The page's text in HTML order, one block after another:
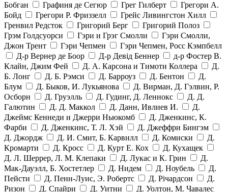
Бобган
Графиня де Сегюр Грег Гилберт
Грегори А.
Бойд
Грегори Р. Фриззелл
Грейс Ливингстон Хилл
Гренвил Редсток
Григорий Берг
Григорий Полоз
Грэм Голдсуорси
Гэри и Грэг Смолли
Гэри Смолли,
Джон Трент
Гэри Чепмен
Гэри Чепмен, Росс Кэмпбелл
Д-р Вернер де Боор
Д-р Девід Беннер
д-р Фостер В.
Клайн, Джим Фей
Д. А. Карсона и Тимоти Коллера
Д.
Б. Лонг
Д. Б. Рэмси Д. Барроуз Д. Бентон
Д.
Блум
Д. Быков, И. Лукьянова
Д. Вирман, Д. Гэлвин, Р.
Осборн
Д. Груэлль Д. Гудинг, Д. Леннокс
Д. Д.
Галютин
Д. Д. Маккол Д. Данн, Ивлиев И.
Д.
Джеймс Кеннеди и Джерри Ньюкомб
Д. Дженкинс, К.
Фарби
Д. Дженкинс, Т. Л. Хэй
Д. Джеффри Бингэм
Д. Джордж
Д. И. Смит, Б. Карвилл Д. Комиски
Д.
Кромарти
Д. Кросс Д. Курт Е. Кох
Д. Кухащек
Д. Л. Шеррер, Л. М. Клепаки
Д. Лукас и К. Грин
Д.
Мак-Дауэлл, Б. Хостетлер
Д. Нидем Д. Ноубель
Д.
Пейсти
Д. Пенн-Луис, Э. Робертс Д. Річардсон
Д.
Ризон
Д. Спайри Д. Уитни
Д. Уолтон, М. Чавалес